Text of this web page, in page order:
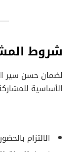
شروط
لضمان حسن سير
الأساسية
الالتزام